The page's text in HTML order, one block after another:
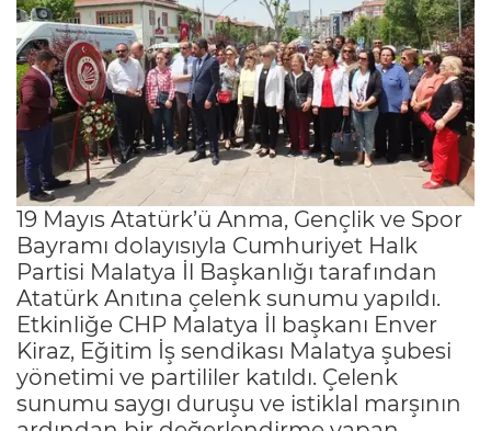
19 Mayıs Atatürk’ü Anma, Gençlik ve Spor
Bayramı dolayısıyla Cumhuriyet Halk
Partisi Malatya İl Başkanlığı tarafından
Atatürk Anıtına çelenk sunumu yapıldı.
Etkinliğe CHP Malatya İl başkanı Enver
Kiraz, Eğitim İş sendikası Malatya şubesi
yönetimi ve partililer katıldı. Çelenk
sunumu saygı duruşu ve istiklal marşının